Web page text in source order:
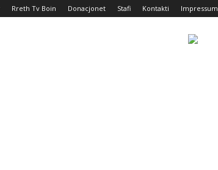
Rreth Tv Boin Donacjonet Stafi Kontakti Impressum